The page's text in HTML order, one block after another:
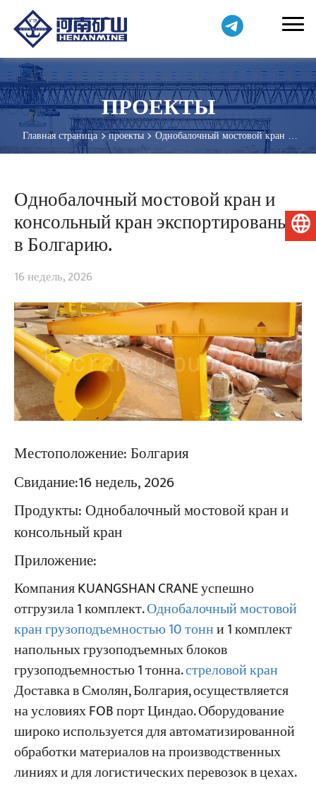
Проекты
Блоги
Новости
Заявления
О нас
Свяжитесь с Нами
ПРОЕКТЫ
Главная страница проекты
Однобалочный мостовой кран и
консольный кран экспортированы в Болгарию.
Однобалочный мостовой кран и
консольный кран экспортированы
в Болгарию.
16 недель, 2026
Местоположение:Болгария
Свидание:16 недель, 2026
Продукты:Однобалочный мостовой кран и
консольный кран
Приложение:
Компания KUANGSHAN CRANE успешно
отгрузила 1 комплект.Однобалочный мостовой
кран грузоподъемностью 10 тонни 1 комплект
напольных грузоподъемных блоков
грузоподъемностью 1 тонна.стреловой кран
Доставка в Смолян, Болгария, осуществляется
на условиях FOB порт Циндао. Оборудование
широко используется для автоматизированной
обработки материалов на производственных
линиях и для логистических перевозок в цехах.
Русский